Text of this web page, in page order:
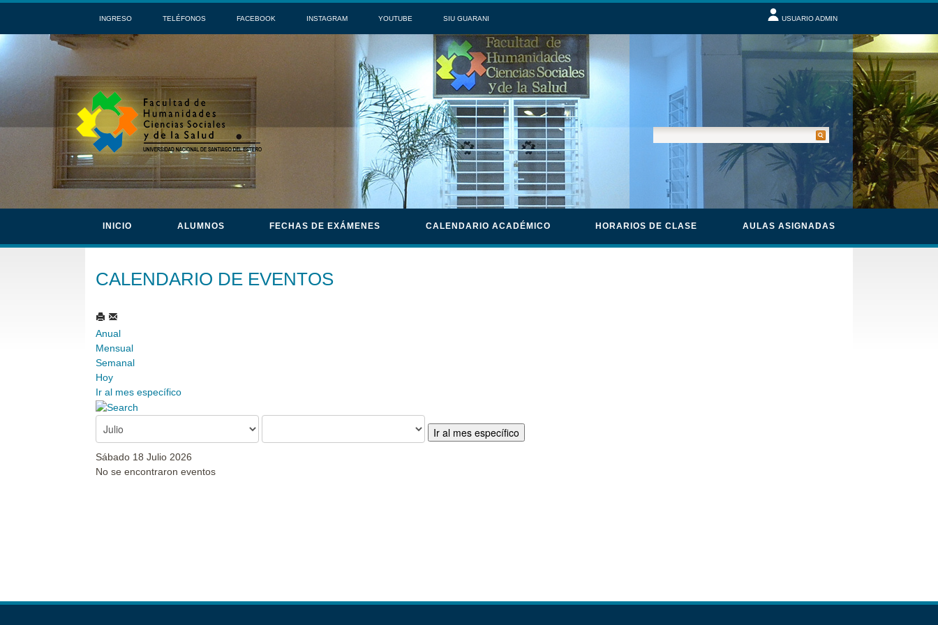
INGRESO TELÉFONOS FACEBOOK INSTAGRAM YOUTUBE SIU GUARANI USUARIO ADMIN
INICIO ALUMNOS FECHAS DE EXÁMENES CALENDARIO ACADÉMICO HORARIOS DE CLASE AULAS ASIGNADAS
CALENDARIO DE EVENTOS
Anual
Mensual
Semanal
Hoy
Ir al mes específico
Ir al mes específico
Sábado 18 Julio 2026
No se encontraron eventos